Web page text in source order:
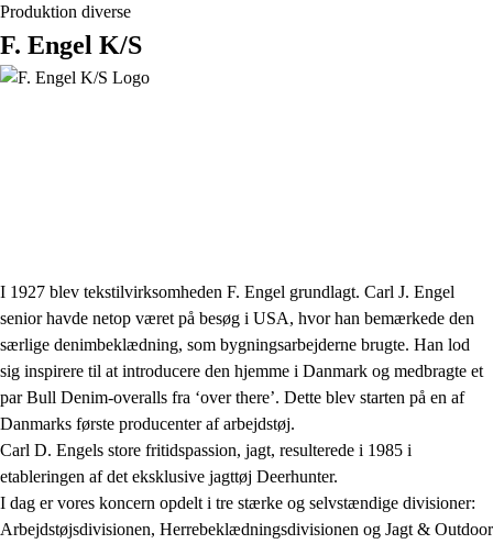
Produktion diverse
F. Engel K/S
I 1927 blev tekstilvirksomheden F. Engel grundlagt. Carl J. Engel
senior havde netop været på besøg i USA, hvor han bemærkede den
særlige denimbeklædning, som bygningsarbejderne brugte. Han lod
sig inspirere til at introducere den hjemme i Danmark og medbragte et
par Bull Denim-overalls fra ‘over there’. Dette blev starten på en af
Danmarks første producenter af arbejdstøj.
Carl D. Engels store fritidspassion, jagt, resulterede i 1985 i
etableringen af det eksklusive jagttøj Deerhunter.
I dag er vores koncern opdelt i tre stærke og selvstændige divisioner:
Arbejdstøjsdivisionen, Herrebeklædningsdivisionen og Jagt & Outdoor